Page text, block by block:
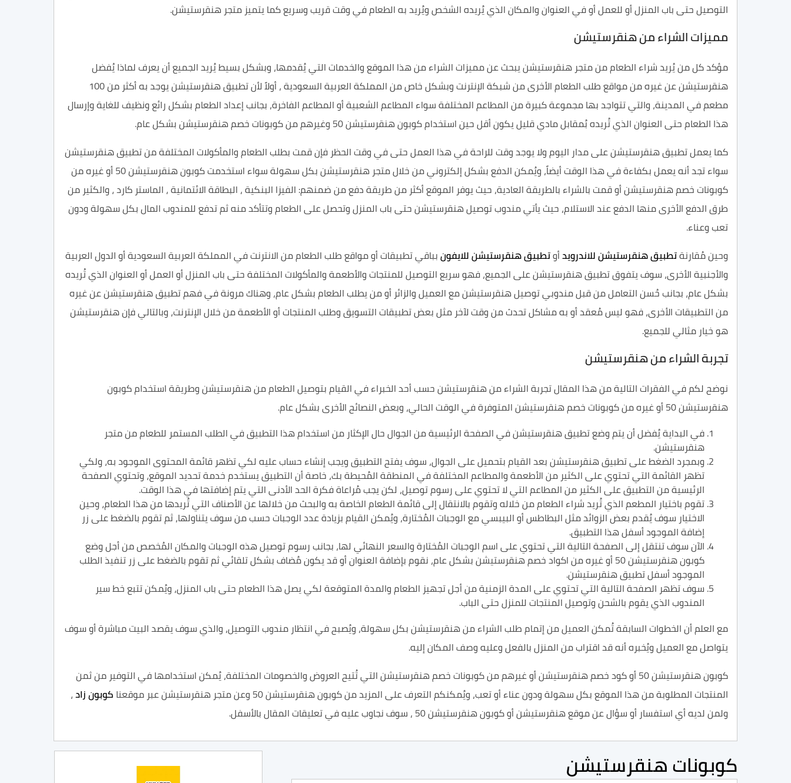
التوصيل حتى باب المنزل أو للعمل أو في العنوان والمكان الذي يُريده الشخص ويُريد به الطعام في وقت قريب وسريع كما يتميز متجر هنقرستيشن.
مميزات الشراء من هنقرستيشن
مؤكد كل من يُريد شراء الطعام من متجر هنقرستيشن يبحث عن مميزات الشراء من هذا الموقع والخدمات التي يُقدمها، وبشكل بسيط يُريد الجميع أن يعرف لماذا يُفضل
هنقرستيشن عن غيره من مواقع طلب الطعام الأخرى من شبكة الإنترنت وبشكل خاص من المملكة العربية السعودية ، أولاً لأن تطبيق هنقرستيشن يوجد به أكثر من 100
مطعم في المدينة، والتي تتواجد بها مجموعة كبيرة من المطاعم المختلفة سواء المطاعم الشعبية أو المطاعم الفاخرة، بجانب إعداد الطعام بشكل رائع ونظيف للغاية وإرسال
هذا الطعام حتى العنوان الذي تُريده بُمقابل مادي قليل يكون أقل حين استخدام كوبون هنقرستيشن 50 وغيرهم من كوبونات خصم هنقرستيشن بشكل عام.
كما يعمل تطبيق هنقرستيشن على مدار اليوم ولا يوجد وقت للراحة في هذا العمل حتى في وقت الحظر فإن قمت بطلب الطعام والمأكولات المختلفة من تطبيق هنقرستيشن
سواء تجد أنه يعمل بكفاءة في هذا الوقت أيضاً، ويُمكن الدفع بشكل إلكتروني من خلال متجر هنقرستيشن بكل سهولة سواء استخدمت كوبون هنقرستيشن 50 أو غيره من
كوبونات خصم هنقرستيشن أو قمت بالشراء بالطريقة العادية، حيث يوفر الموقع أكثر من طريقة دفع من ضمنهم: الفيزا البنكية ، البطاقة الائتمانية ، الماستر كارد ، والكثير من
طرق الدفع الأخرى منها الدفع عند الاستلام، حيث يأتي مندوب توصيل هنقرستيشن حتى باب المنزل وتحصل على الطعام وتتأكد منه ثم تدفع للمندوب المال بكل سهولة ودون
تعب وعناء.
وحين مُقارنةتطبيق هنقرستيشن للاندرويدأوتطبيق هنقرستيشن للايفونبباقي تطبيقات أو مواقع طلب الطعام من الانترنت في المملكة العربية السعودية أو الدول العربية
والأجنبية الأخرى، سوف يتفوق تطبيق هنقرستيشن على الجميع، فهو سريع التوصيل للمنتجات والأطعمة والمأكولات المختلفة حتى باب المنزل أو العمل أو العنوان الذي تُريده
بشكل عام، بجانب حُسن التعامل من قبل مندوبي توصيل هنقرستيشن مع العميل والزائر أو من يطلب الطعام بشكل عام، وهناك مرونة في فهم تطبيق هنقرستيشن عن غيره
من التطبيقات الأخرى، فهو ليس مُعقد أو به مشاكل تحدث من وقت لآخر مثل بعض تطبيقات التسويق وطلب المنتجات أو الأطعمة من خلال الإنترنت، وبالتالي فإن هنقرستيشن
هو خيار مثالي للجميع.
تجربة الشراء من هنقرستيشن
نوضح لكم في الفقرات التالية من هذا المقال تجربة الشراء من هنقرستيشن حسب أحد الخبراء في القيام بتوصيل الطعام من هنقرستيشن وطريقة استخدام كوبون
هنقرستيشن 50 أو غيره من كوبونات خصم هنقرستيشن المتوفرة في الوقت الحالي، وبعض النصائح الأخرى بشكل عام.
في البداية يُفضل أن يتم وضع تطبيق هنقرستيشن في الصفحة الرئيسية من الجوال حال الإكثار من استخدام هذا التطبيق في الطلب المستمر للطعام من متجر
هنقرستيشن.
وبمجرد الضغط على تطبيق هنقرستيشن بعد القيام بتحميل على الجوال، سوف يفتح التطبيق ويجب إنشاء حساب عليه لكي تظهر قائمة المحتوى الموجود به، ولكي
تظهر القائمة التي تحتوي على الكثير من الأطعمة والمطاعم المختلفة في المنطقة المُحيطة بك، خاصة أن التطبيق يستخدم خدمة تحديد الموقع، وتحتوي الصفحة
الرئيسية من التطبيق على الكثير من المطاعم التي لا تحتوي على رسوم توصيل، لكن يجب مُراعاة فكرة الحد الأدنى التي يتم إضافتها في هذا الوقت.
تقوم باختيار المطعم الذي تُريد شراء الطعام من خلاله وتقوم بالانتقال إلى قائمة الطعام الخاصة به والبحث من خلالها عن الأصناف التي تُريدها من هذا الطعام، وحين
الاختيار سوف يُقدم بعض الزوائد مثل البطاطس أو البيبسي مع الوجبات المُختارة، ويُمكن القيام بزيادة عدد الوجبات حسب من سوف يتناولها، ثم تقوم بالضغط على زر
إضافة الموجود أسفل هذا التطبيق.
الآن سوف تنتقل إلى الصفحة التالية التي تحتوي على اسم الوجبات المُختارة والسعر النهائي لها، بجانب رسوم توصيل هذه الوجبات والمكان المُخصص من أجل وضع
كوبون هنقرستيشن 50 أو غيره من اكواد خصم هنقرستيشن بشكل عام، نقوم بإضافة العنوان أو قد يكون مُضاف بشكل تلقائي ثم تقوم بالضغط على زر تنفيذ الطلب
الموجود أسفل تطبيق هنقرستيشن.
سوف تظهر الصفحة التالية التي تحتوي على المدة الزمنية من أجل تجهيز الطعام والمدة المتوقعة لكي يصل هذا الطعام حتى باب المنزل، ويُمكن تتبع خط سير
المندوب الذي يقوم بالشحن وتوصيل المنتجات للمنزل حتى الباب.
مع العلم أن الخطوات السابقة تُمكن العميل من إتمام طلب الشراء من هنقرستيشن بكل سهولة، ويُصبح في انتظار مندوب التوصيل، والذي سوف يقصد البيت مباشرة أو سوف
يتواصل مع العميل ويُخبره أنه قد اقتراب من المنزل بالفعل وعليه وصف المكان إليه.
كوبون هنقرستيشن 50 أو كود خصم هنقرستيشن أو غيرهم من كوبونات خصم هنقرستيشن التي تُتيح العروض والخصومات المختلفة، يُمكن استخدامها في التوفير من ثمن
المنتجات المطلوبة من هذا الموقع بكل سهولة ودون عناء أو تعب، ويُمكنكم التعرف على المزيد من كوبون هنقرستيشن 50 وعن متجر هنقرستيشن عبر موقعنا
كوبون زاد،
ولمن لديه أي استفسار أو سؤال عن موقع هنقرستيشن أو كوبون هنقرستيشن 50 ، سوف نجاوب عليه في تعليقات المقال بالأسفل.
كوبونات هنقرستيشن